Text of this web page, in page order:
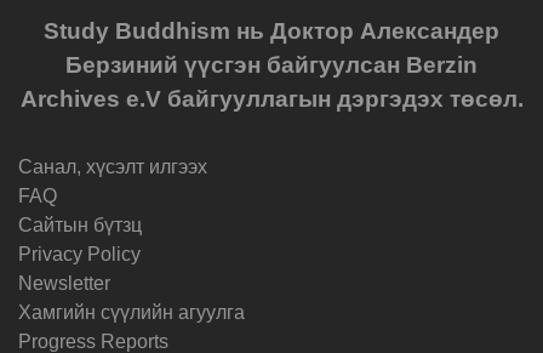
Study Buddhism нь Доктор Александер
Берзиний үүсгэн байгуулсан Berzin
Archives e.V байгууллагын дэргэдэх төсөл.
Санал, хүсэлт илгээх
FAQ
Cайтын бүтзц
Privacy Policy
Newsletter
Хамгийн сүүлийн агуулга
Progress Reports